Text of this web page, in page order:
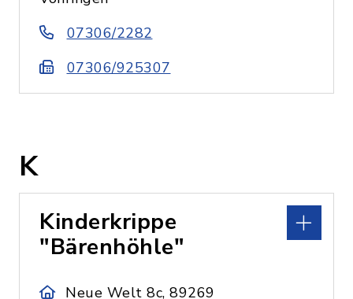
07306/2282
07306/925307
K
Kinderkrippe
"Bärenhöhle"
Neue Welt 8c, 89269